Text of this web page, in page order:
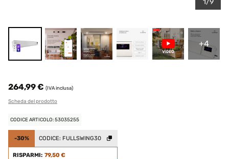
1/9
+4
264,99 € (IVA inclusa)
Scheda del prodotto
CODICE ARTICOLO: 53035255
-30% CODICE: FULLSWING30
RISPARMI: 79,50 €